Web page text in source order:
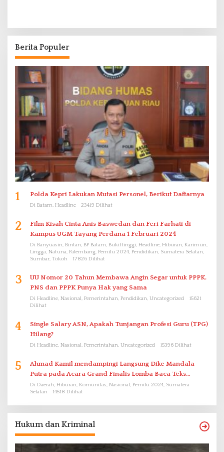
Berita Populer
1 Polda Kepri Lakukan Mutasi Personel, Berikut Daftarnya
Di Batam, Headline 23419 Dilihat
2
Film Kisah Cinta Anis Baswedan dan Feri Farhati di
Kampus UGM Tayang Perdana 1 Februari 2024
Di Banyuasin, Bintan, BP Batam, Bukittinggi, Headline, Hiburan, Karimun,
Lingga, Natuna, Palembang, Pemilu 2024, Pendidikan, Sumatera Selatan,
Sumbar, Tokoh
17826 Dilihat
3
UU Nomor 20 Tahun Membawa Angin Segar untuk PPPK.
PNS dan PPPK Punya Hak yang Sama
Di Headline, Nasional, Pemerintahan, Pendidikan, Uncategorized
15621
Dilihat
4
Single Salary ASN, Apakah Tunjangan Profesi Guru (TPG)
Hilang?
Di Headline, Nasional, Pemerintahan, Uncategorized 15396 Dilihat
5
Ahmad Kamil mendampingi Langsung Dike Mandala
Putra pada Acara Grand Finalis Lomba Baca Teks
Proklamasi Mirip Bung Karno di Bali
Di Daerah, Hiburan, Komunitas, Nasional, Pemilu 2024, Sumatera
Selatan
14518 Dilihat
Hukum dan Kriminal